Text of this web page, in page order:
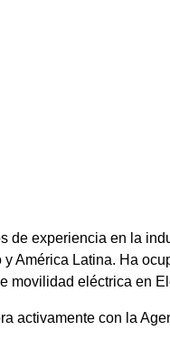
de experiencia en la
América Latina. Ha
movilidad eléctrica en
activamente con la